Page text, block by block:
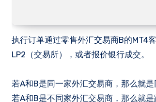
执行订单通过零售外汇交易商B的MT4
LP2（交易所），或者报价银行成交。
若A和B是同一家外汇交易商，那么就是
若A和B是不同家外汇交易商，那么就是